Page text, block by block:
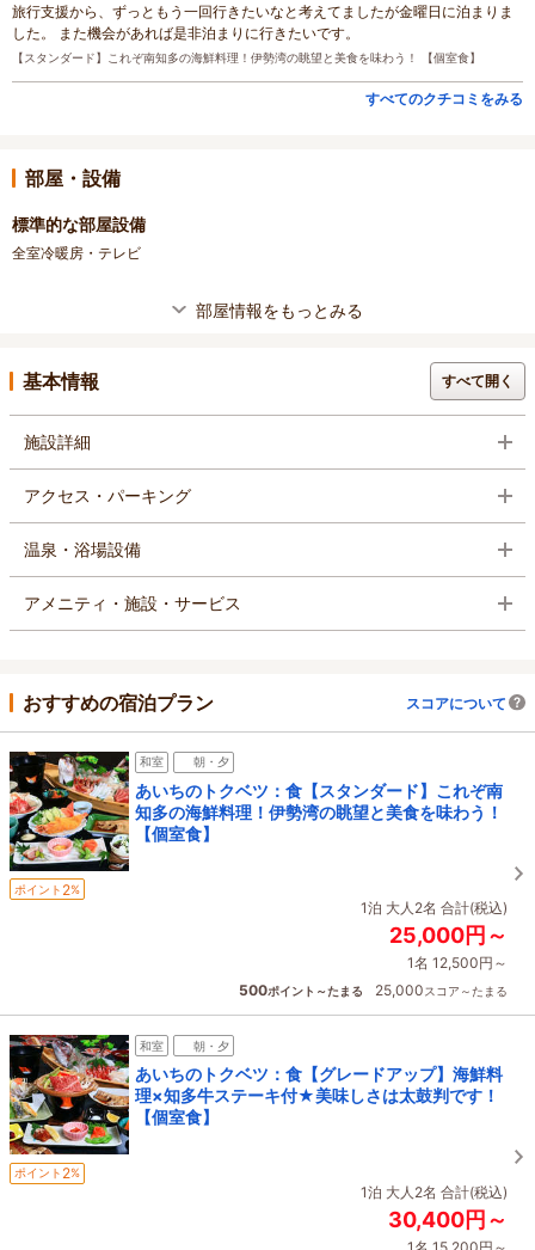
旅行支援から、ずっともう一回行きたいなと考えてましたが金曜日に泊まりま
した。 また機会があれば是非泊まりに行きたいです。
【スタンダード】これぞ南知多の海鮮料理！伊勢湾の眺望と美食を味わう！ 【個室食】
すべてのクチコミをみる
部屋・設備
標準的な部屋設備
全室冷暖房・テレビ
部屋情報をもっとみる
基本情報 すべて開く
施設詳細
アクセス・パーキング
温泉・浴場設備
アメニティ・施設・サービス
おすすめの宿泊プラン スコアについて
和室 朝・夕
あいちのトクベツ：食【スタンダード】これぞ南
知多の海鮮料理！伊勢湾の眺望と美食を味わう！
【個室食】
ポイント 2%
1泊 大人2名 合計(税込)
25,000円～
1名 12,500円～
500ポイント～たまる 25,000スコア～たまる
和室 朝・夕
あいちのトクベツ：食【グレードアップ】海鮮料
理×知多牛ステーキ付★美味しさは太鼓判です！
【個室食】
ポイント 2%
1泊 大人2名 合計(税込)
30,400円～